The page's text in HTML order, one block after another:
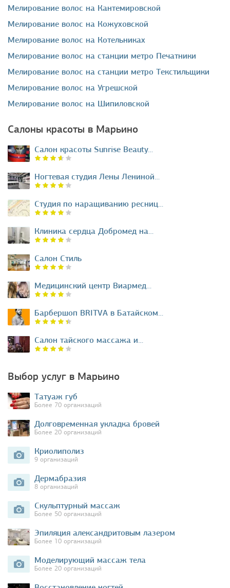
мелирование волос на Кантемировской
мелирование волос на Кожуховской
мелирование волос на Котельниках
мелирование волос на станции метро Печатники
мелирование волос на станции метро Текстильщики
мелирование волос на Угрешской
мелирование волос на Шипиловской
Салоны красоты в Марьино
Салон красоты Sunrise Beauty…
Ногтевая студия Лены Лениной…
Студия по наращиванию ресниц…
Клиника сердца Добромед на…
Салон Стиль
Медицинский центр Виармед…
Барбершоп BRITVA в Батайском…
Салон тайского массажа и…
Выбор услуг в Марьино
Татуаж губ
Более 70 организаций
Долговременная укладка бровей
Более 20 организаций
Криолиполиз
9 организаций
Дермабразия
8 организаций
Скульптурный массаж
Более 50 организаций
Эпиляция александритовым лазером
Более 10 организаций
Моделирующий массаж тела
Более 20 организаций